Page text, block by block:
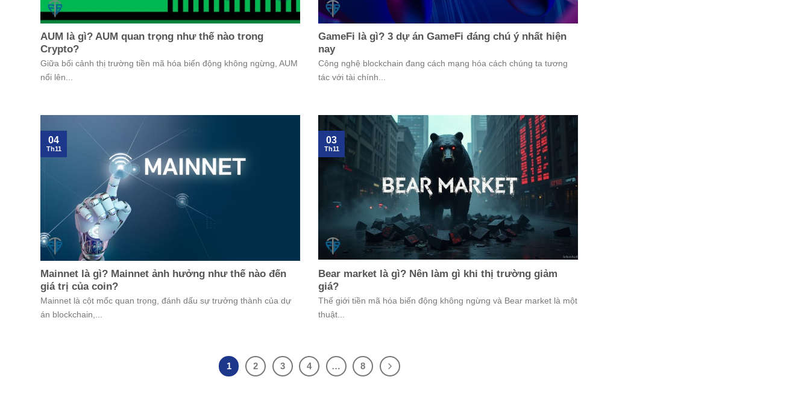
AUM là gì? AUM quan trọng như thế nào trong
Crypto?
Giữa bối cảnh thị trường tiền mã hóa biến động không ngừng, AUM
nổi lên...
GameFi là gì? 3 dự án GameFi đáng chú ý nhất hiện
nay
Công nghệ blockchain đang cách mạng hóa cách chúng ta tương
tác với tài chính...
Mainnet là gì? Mainnet ảnh hưởng như thế nào đến
giá trị của coin?
Mainnet là cột mốc quan trọng, đánh dấu sự trưởng thành của dự
án blockchain,...
04
Th11
Bear market là gì? Nên làm gì khi thị trường giảm
giá?
Thế giới tiền mã hóa biến động không ngừng và Bear market là một
thuật...
03
Th11
1 2 3 4 … 8